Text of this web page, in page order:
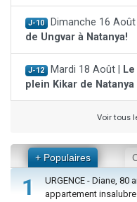
J-10 Dimanche 16 Août |
de Ungvar à Natanya!
J-12 Mardi 18 Août |
plein Kikar de Natanya
Voir tous
+ Populaires
1
URGENCE - Diane, 80
appartement insalubre